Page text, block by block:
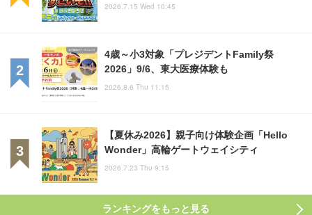
2026.7.15 Wed 10:45
4歳～小3対象「プレジデントFamily祭
2026」9/6、東大医療体験も
2026.8.6 Thu 11:15
【夏休み2026】親子向け体験企画「Hello
Wonder」高輪ゲートウェイシティ
2026.7.23 Thu 9:15
ランキングをもっと見る